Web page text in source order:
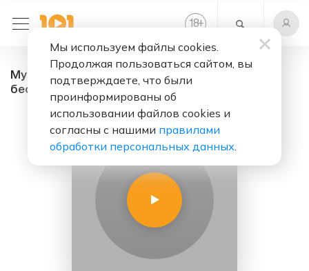
18+
Муслим Магомаев - радио онлайн. Слушать
бесплатно
Мы используем файлы cookies.
Продолжая пользоваться сайтом, вы
подтверждаете, что были
проинформированы об
использовании файлов cookies и
согласны с нашими правилами
обработки персональных данных.